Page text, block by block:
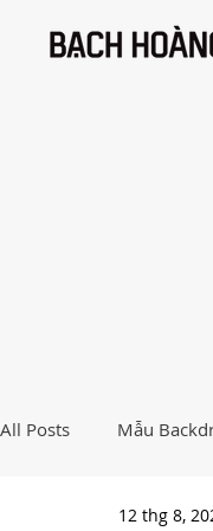
All Posts Mẫu
Free Vectors12 thg 8,